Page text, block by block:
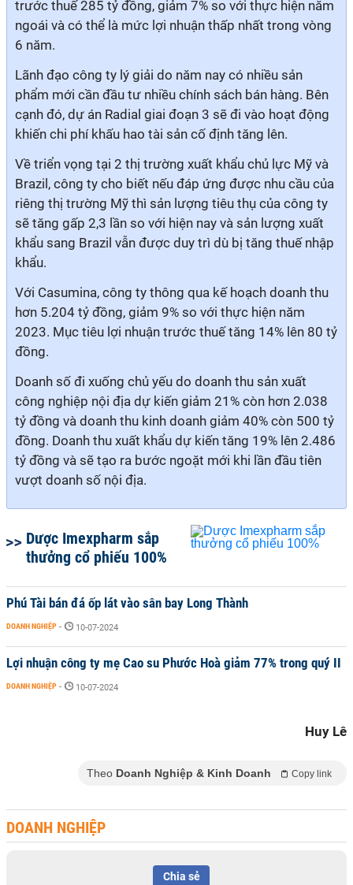
trước thuế 285 tỷ đồng, giảm 7% so với thực hiện năm
ngoái và có thể là mức lợi nhuận thấp nhất trong vòng
6 năm.
Lãnh đạo công ty lý giải do năm nay có nhiều sản
phẩm mới cần đầu tư nhiều chính sách bán hàng. Bên
cạnh đó, dự án Radial giai đoạn 3 sẽ đi vào hoạt động
khiến chi phí khấu hao tài sản cố định tăng lên.
Về triển vọng tại 2 thị trường xuất khẩu chủ lực Mỹ và
Brazil, công ty cho biết nếu đáp ứng được nhu cầu của
riêng thị trường Mỹ thì sản lượng tiêu thụ của công ty
sẽ tăng gấp 2,3 lần so với hiện nay và sản lượng xuất
khẩu sang Brazil vẫn được duy trì dù bị tăng thuế nhập
khẩu.
Với Casumina, công ty thông qua kế hoạch doanh thu
hơn 5.204 tỷ đồng, giảm 9% so với thực hiện năm
2023. Mục tiêu lợi nhuận trước thuế tăng 14% lên 80 tỷ
đồng.
Doanh số đi xuống chủ yếu do doanh thu sản xuất
công nghiệp nội địa dự kiến giảm 21% còn hơn 2.038
tỷ đồng và doanh thu kinh doanh giảm 40% còn 500 tỷ
đồng. Doanh thu xuất khẩu dự kiến tăng 19% lên 2.486
tỷ đồng và sẽ tạo ra bước ngoặt mới khi lần đầu tiên
vượt doanh số nội địa.
Dược Imexpharm sắp
thưởng cổ phiếu 100%
Phú Tài bán đá ốp lát vào sân bay Long Thành
DOANH NGHIỆP - 10-07-2024
Lợi nhuận công ty mẹ Cao su Phước Hoà giảm 77% trong quý II
DOANH NGHIỆP - 10-07-2024
Huy Lê
Theo Doanh Nghiệp & Kinh Doanh Copy link
DOANH NGHIỆP
Chia sẻ